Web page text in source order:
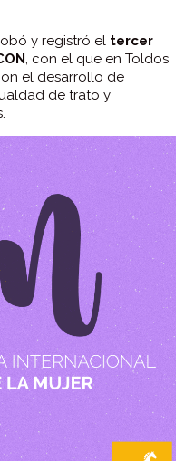
y registró el tercer
, con el que en Toldos
el desarrollo de
de trato y